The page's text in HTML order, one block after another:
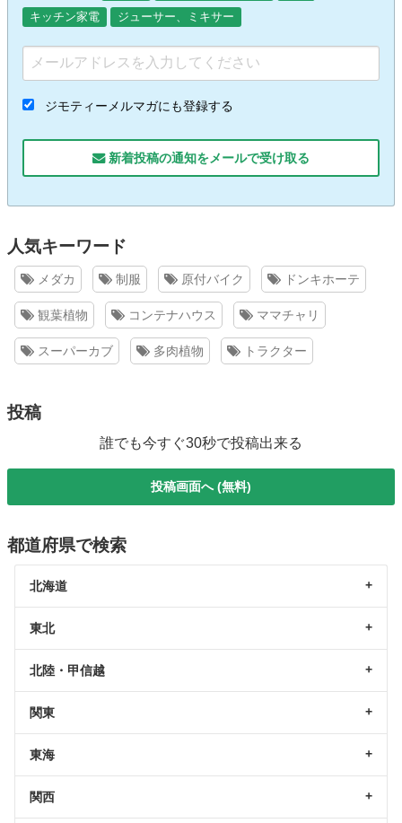
キッチン家電
ジューサー、ミキサー
ジモティーメルマガにも登録する
新着投稿の通知をメールで受け取る
人気キーワード
メダカ 制服 原付バイク ドンキホーテ
観葉植物 コンテナハウス ママチャリ
スーパーカブ 多肉植物 トラクター
投稿
誰でも今すぐ30秒で投稿出来る
投稿画面へ (無料)
都道府県で検索
北海道
東北
北陸・甲信越
関東
東海
関西